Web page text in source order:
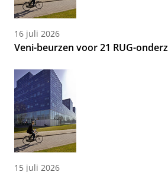
16 juli 2026
Veni-beurzen voor 21 RUG-
15 juli 2026